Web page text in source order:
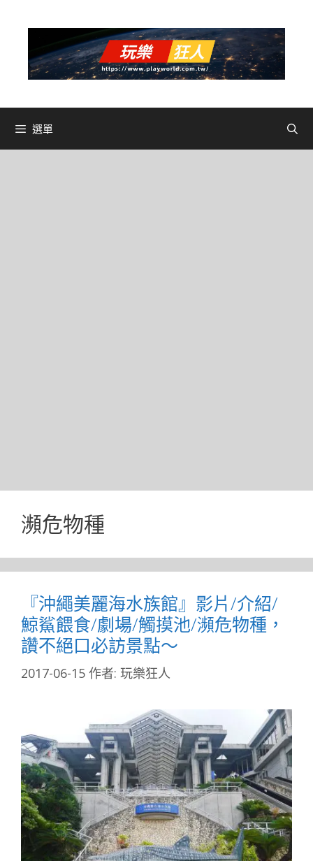
選單
瀕危物種
『沖繩美麗海水族館』影片/介紹/
鯨鯊餵食/劇場/觸摸池/瀕危物種，
讚不絕口必訪景點～
2017-06-15 作者: 玩樂狂人